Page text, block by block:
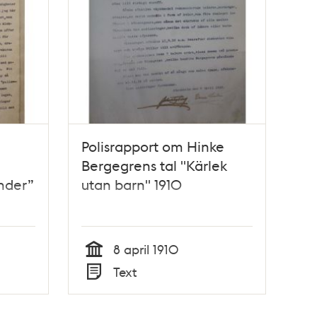
Polisrapport om Hinke
Bergegrens tal "Kärlek
utan barn" 1910
Tid
8 april 1910
Typ
Text